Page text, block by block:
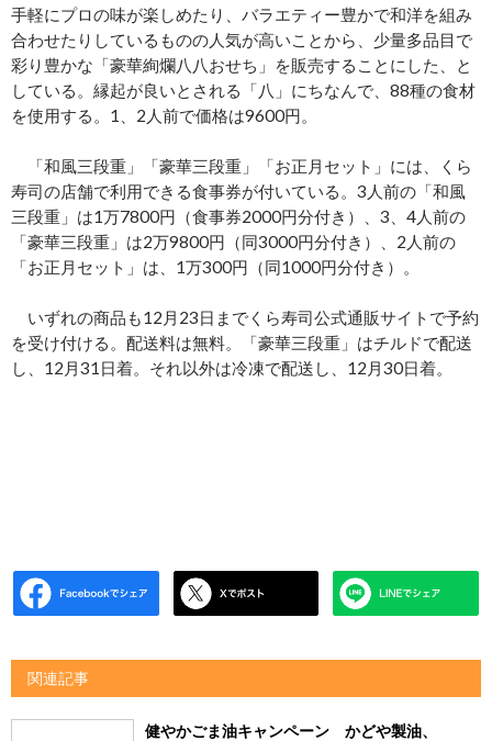
手軽にプロの味が楽しめたり、バラエティー豊かで和洋を組み
合わせたりしているものの人気が高いことから、少量多品目で
彩り豊かな「豪華絢爛八八おせち」を販売することにした、と
している。縁起が良いとされる「八」にちなんで、88種の食材
を使用する。1、2人前で価格は9600円。
「和風三段重」「豪華三段重」「お正月セット」には、くら
寿司の店舗で利用できる食事券が付いている。3人前の「和風
三段重」は1万7800円（食事券2000円分付き）、3、4人前の
「豪華三段重」は2万9800円（同3000円分付き）、2人前の
「お正月セット」は、1万300円（同1000円分付き）。
いずれの商品も12月23日までくら寿司公式通販サイトで予約
を受け付ける。配送料は無料。「豪華三段重」はチルドで配送
し、12月31日着。それ以外は冷凍で配送し、12月30日着。
関連記事
健やかごま油キャンペーン かどや製油、